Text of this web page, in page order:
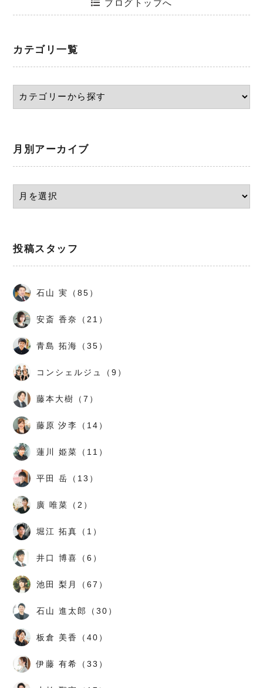
ブログトップへ
カテゴリ一覧
月別アーカイブ
投稿スタッフ
石山 実（85）
安斎 香奈（21）
青島 拓海（35）
コンシェルジュ（9）
藤本大樹（7）
藤原 汐李（14）
蓮川 姫菜（11）
平田 岳（13）
廣 唯菜（2）
堀江 拓真（1）
井口 博喜（6）
池田 梨月（67）
石山 進太郎（30）
板倉 美香（40）
伊藤 有希（33）